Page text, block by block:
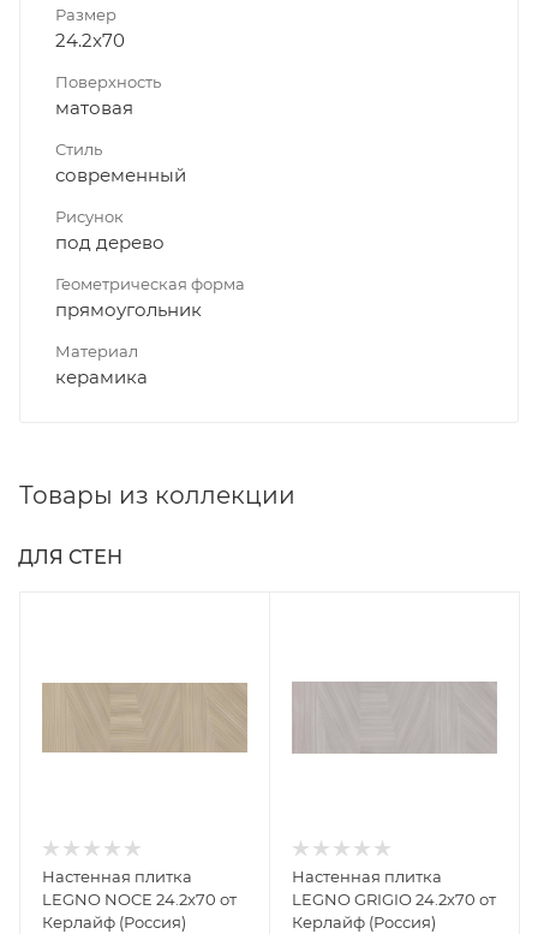
Размер
24.2x70
Поверхность
матовая
Стиль
современный
Рисунок
под дерево
Геометрическая форма
прямоугольник
Материал
керамика
Товары из коллекции
ДЛЯ СТЕН
Настенная плитка
LEGNO NOCE 24.2x70 от
Керлайф (Россия)
Настенная плитка
LEGNO GRIGIO 24.2x70 от
Керлайф (Россия)